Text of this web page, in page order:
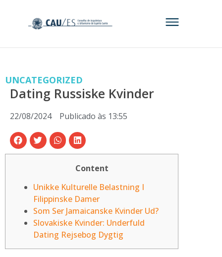
UNCATEGORIZED
Dating Russiske Kvinder
22/08/2024 Publicado às 13:55
Content
Unikke Kulturelle Belastning I
Filippinske Damer
Som Ser Jamaicanske Kvinder Ud?
Slovakiske Kvinder: Underfuld
Dating Rejsebog Dygtig